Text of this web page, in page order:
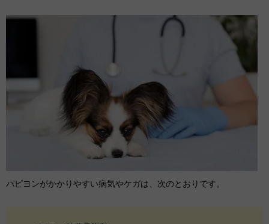
パピヨンがかかりやすい病気やケガは、次のとおりです。